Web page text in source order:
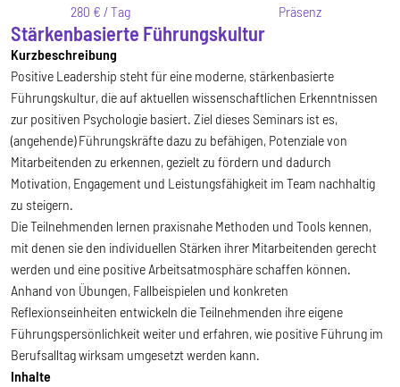
280 € / Tag
Präsenz
Stärkenbasierte Führungskultur
Kurzbeschreibung
Positive Leadership steht für eine moderne, stärkenbasierte
Führungskultur, die auf aktuellen wissenschaftlichen Erkenntnissen
zur positiven Psychologie basiert. Ziel dieses Seminars ist es,
(angehende) Führungskräfte dazu zu befähigen, Potenziale von
Mitarbeitenden zu erkennen, gezielt zu fördern und dadurch
Motivation, Engagement und Leistungsfähigkeit im Team nachhaltig
zu steigern.
Die Teilnehmenden lernen praxisnahe Methoden und Tools kennen,
mit denen sie den individuellen Stärken ihrer Mitarbeitenden gerecht
werden und eine positive Arbeitsatmosphäre schaffen können.
Anhand von Übungen, Fallbeispielen und konkreten
Reflexionseinheiten entwickeln die Teilnehmenden ihre eigene
Führungspersönlichkeit weiter und erfahren, wie positive Führung im
Berufsalltag wirksam umgesetzt werden kann.
Inhalte